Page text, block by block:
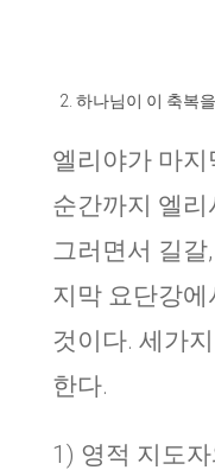
하나님이 이 축복
엘리야가 마
순간까지 엘
그러면서 길갈
지막 요단강
것이다. 세가
한다.
1) 영적 지도